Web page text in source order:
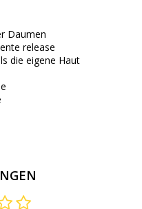
Daumen
release
die eigene Haut